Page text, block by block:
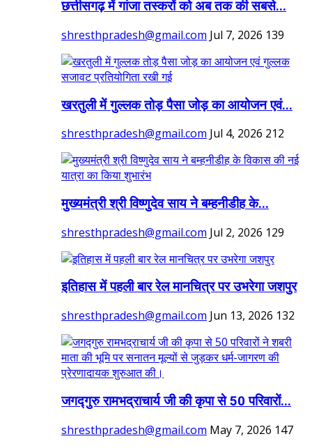
छत्तीसगढ़ में गांजा तस्करों को अब तक की सबसे...
shresthpradesh@gmail.com Jul 7, 2026 139
खरतुली में गुल्लक तोड़ पैसा जोड़ का आयोजन एवं...
shresthpradesh@gmail.com Jul 4, 2026 212
मुख्यमंत्री श्री विष्णुदेव साय ने बम्हनीडीह के...
shresthpradesh@gmail.com Jul 2, 2026 129
इतिहास में पहली बार रेल मानचित्र पर उभरेगा जशपुर
shresthpradesh@gmail.com Jun 13, 2026 132
जगद्गुरु रामभद्राचार्य जी की कृपा से 50 परिवारों...
shresthpradesh@gmail.com May 7, 2026 147